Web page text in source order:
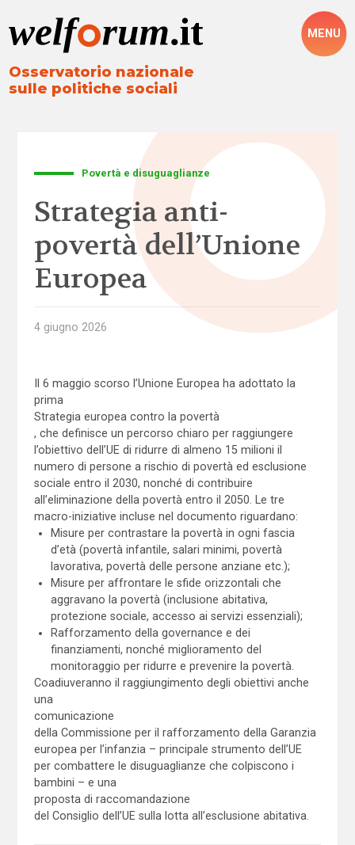
Osservatorio nazionale
sulle politiche sociali
MENU
Povertà e disuguaglianze
Strategia anti-
povertà dell’Unione
Europea
4 giugno 2026
Il 6 maggio scorso l’Unione Europea ha adottato la
prima
Strategia europea contro la povertà
, che definisce un percorso chiaro per raggiungere
l’obiettivo dell’UE di ridurre di almeno 15 milioni il
numero di persone a rischio di povertà ed esclusione
sociale entro il 2030, nonché di contribuire
all’eliminazione della povertà entro il 2050. Le tre
macro-iniziative incluse nel documento riguardano:
Misure per contrastare la povertà in ogni fascia
d’età (povertà infantile, salari minimi, povertà
lavorativa, povertà delle persone anziane etc.);
Misure per affrontare le sfide orizzontali che
aggravano la povertà (inclusione abitativa,
protezione sociale, accesso ai servizi essenziali);
Rafforzamento della governance e dei
finanziamenti, nonché miglioramento del
monitoraggio per ridurre e prevenire la povertà.
Coadiuveranno il raggiungimento degli obiettivi anche
una
comunicazione
della Commissione per il rafforzamento della Garanzia
europea per l’infanzia – principale strumento dell’UE
per combattere le disuguaglianze che colpiscono i
bambini – e una
proposta di raccomandazione
del Consiglio dell’UE sulla lotta all’esclusione abitativa.